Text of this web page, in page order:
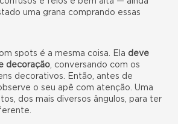
uma grana comprando essas
spots é a mesma coisa. Ela deve
decoração, conversando com os
decorativos. Então, antes de
o seu apê com atenção. Uma
dos mais diversos ângulos, para ter